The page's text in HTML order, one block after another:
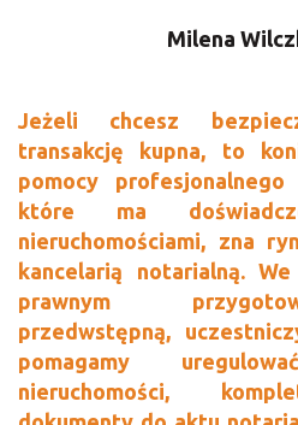
Milena
Jeżeli chcesz
transakcję kupna, to
pomocy profesjonalnego
które ma
nieruchomościami, zna
kancelarią notarialną.
prawnym
przedwstępną,
pomagamy
nieruchomości,